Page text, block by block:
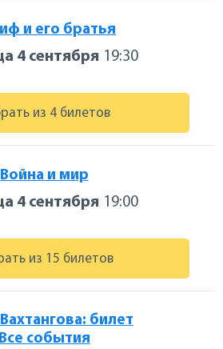
и его братья
4 сентября 19:30
из 4 билетов
Война и мир
4 сентября 19:00
из 15 билетов
билет
Все события